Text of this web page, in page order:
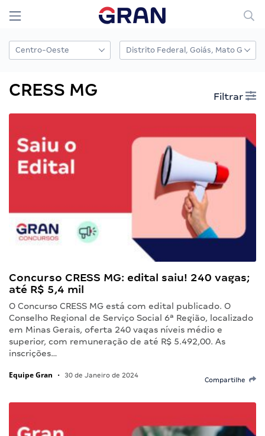
CRESS MG Filtrar
Concurso CRESS MG: edital saiu! 240 vagas;
até R$ 5,4 mil
O Concurso CRESS MG está com edital publicado. O
Conselho Regional de Serviço Social 6ª Região, localizado
em Minas Gerais, oferta 240 vagas níveis médio e
superior, com remuneração de até R$ 5.492,00. As
inscrições…
Equipe Gran • 30 de Janeiro de 2024
Compartilhe